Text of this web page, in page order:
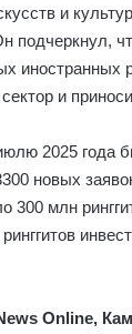
и
подчеркнул,
иностранных
и
2025 года
новых
300 млн
Online,